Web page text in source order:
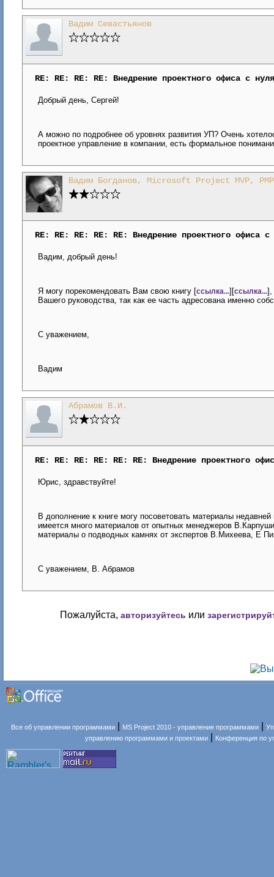
Вадим Севастьянов
RE: RE: RE: RE: Внедрение проектного офиса с нуля
Добрый день, Сергей!
А можно по подробнее об уровнях развития УП? Очень
проектное управление в компании, есть формальное
Вадим Богданов, Microsoft Project MVP,
RE: RE: RE: RE: RE: Внедрение проектного офиса с
Вадим, добрый день!
Я могу порекомендовать Вам свою книгу [ссылка...][ссылка...],
Вашего руководства, так как ее часть адресована именно
С уважением,
Вадим
Абрамов В.И.
RE: RE: RE: RE: RE: RE: Внедрение проектного
Юрис, здравствуйте!
В дополнение к книге могу посоветовать материалы
имеется много материалов от опытных менеджеров
материалы о подводных камнях от экспертов В.Михеева, Е
С уважением, В. Абрамов
Пожалуйста, авторизуйтесь или
Все об управлении программами MS Project 2010 - управление программами
управлению программами и проектами
Конференция по